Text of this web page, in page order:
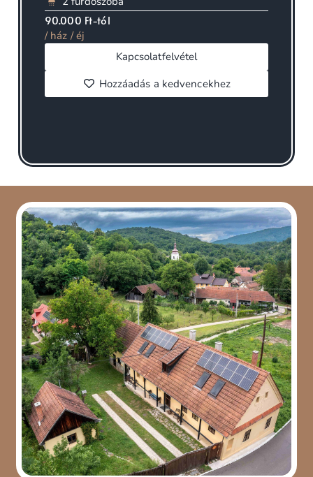
90.000 Ft-tól
/ ház / éj
Kapcsolatfelvétel
Hozzáadás a kedvencekhez